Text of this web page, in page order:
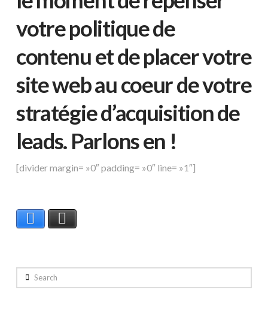
votre politique de
contenu et de placer votre
site web au coeur de votre
stratégie d’acquisition de
leads. Parlons en !
[divider margin= »0″ padding= »0″ line= »1″]
Search